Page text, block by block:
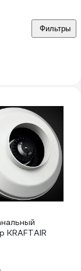
Фильтры
KRAFTAIR